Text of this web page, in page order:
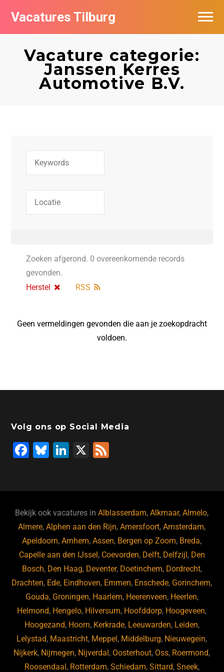
Vacatures Tilburg
Vacature categorie:
Janssen Kerres
Automotive B.V.
Zoeken afgerond. 0 overeenkomende records
gevonden.
Herstel
RSS
Geen vermeldingen gevonden die aan je zoekopdracht
voldoen.
Volg ons op Social Media
F
b
o
o
k
Bl
ky
Li
dI
n
X
Bekijk ook vacatures inAlblasserdam,Alkmaar,Almelo,
Almere,Alphen aan den Rijn,Amersfoort,Amsterdam,
Apeldoorn,Arnhem,Assen, Bergen op Zoom, Breda,
Capelle aan den IJssel , Coevorden, Delft, Delfzijl , Den
Bosch, Den Haag, Deventer, Doetinchem, Dordrecht,
Drachten, Ede, Eindhoven, Emmen, Enschede, Gorinchem,
Gouda, Groningen, Haarlem, Heerenveen, Heerlen,
Helmond, Hengelo, Hilversum, Hoofddorp, Hoogeveen,
Hoogezand, Hoorn, Kerkrade, Leeuwarden, Leiden,
Lelystad, Maastricht, Meppel , Middelburg, Nieuwegein,
Nijkerk, Nijmegen, Nijverdal , Oosterhout, Oss, Roermond,
Roosendaal , Rotterdam, Schiedam, Sittard, Sneek,
Vacatures per bedrijf
De populairste vacatures in Tilburg
Nieuwsbrief feed